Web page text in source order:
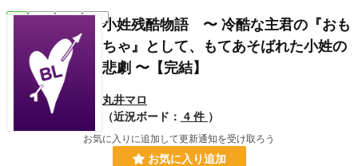
BL 完結 長編 R18 小姓残酷物語 〜 冷酷な主君の『おも
ちゃ』として、もてあそばれた小姓の
悲劇 〜【完結】
丸井マロ
（近況ボード： 4 件 ）
お気に入りに追加して更新通知を受け取ろう
お気に入り追加